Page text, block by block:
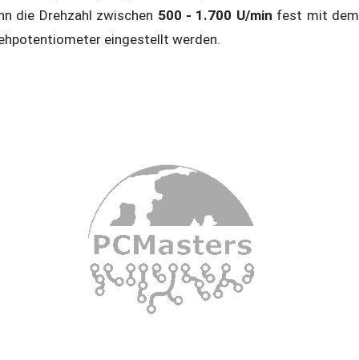
die Drehzahl zwischen 500 - 1.700 U/min fest mit dem
eingestellt werden.